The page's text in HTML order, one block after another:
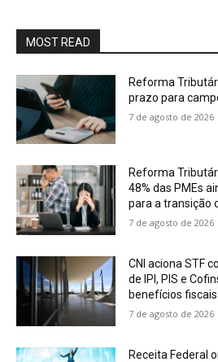
MOST READ
Reforma
prazo para
7 de agosto de 2026
Reforma
48% das PMEs
para a transição
7 de agosto de 2026
CNI aciona STF
de IPI, PIS e
benefícios fiscais
7 de agosto de 2026
Receita Federal